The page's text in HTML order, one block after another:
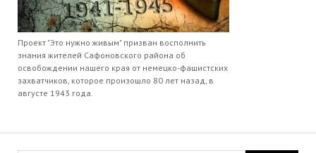
Проект "Это нужно живым" призван восполнить
знания жителей Сафоновского района об
освобождении нашего края от немецко-фашистских
захватчиков, которое произошло 80 лет назад, в
августе 1943 года.